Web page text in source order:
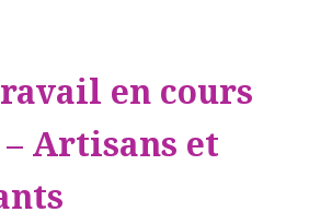
en cours
Artisans et